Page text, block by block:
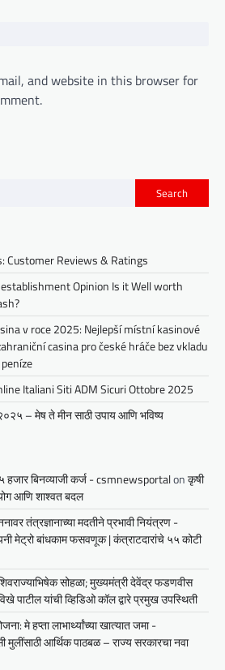
and website in this browser for
Search
Customer Reviews & Ratings
Opinion Is it Well worth
v roce 2025: Nejlepší místní kasinové
casina pro české hráče bez vkladu
Italiani Siti ADM Sicuri Ottobre 2025
– मेष ते मीन साठी उपाय आणि भविष्य
बिनव्याजी कर्ज - csmnewsportalonकृषी
आणि शाश्वत बदल
तंत्रज्ञानाच्या मदतीने प्रभावी नियंत्रण -
मेट्रो बांधकाम फसवणूक | कंत्राटदारांचे ५५ कोटी
शिवराज्याभिषेक सोहळा; मुख्यमंत्री देवेंद्र फडणवीस
पाटील यांची व्हिडिओ कॉल द्वारे प्रमुख उपस्थिती
मे हप्ता लाभार्थ्यांच्या खात्यात जमा -
मुलींसाठी आर्थिक पाठबळ – राज्य सरकारचा नवा